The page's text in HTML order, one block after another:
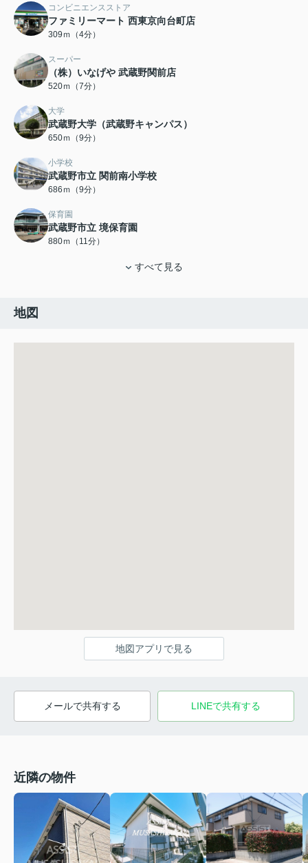
コンビニエンスストア
ファミリーマート 西東京向台町店
309ｍ（4分）
スーパー
（株）いなげや 武蔵野関前店
520ｍ（7分）
大学
武蔵野大学（武蔵野キャンパス）
650ｍ（9分）
小学校
武蔵野市立 関前南小学校
686ｍ（9分）
保育園
武蔵野市立 境保育園
880ｍ（11分）
すべて見る
地図
地図アプリで見る
メールで共有する LINEで共有する
近隣の物件